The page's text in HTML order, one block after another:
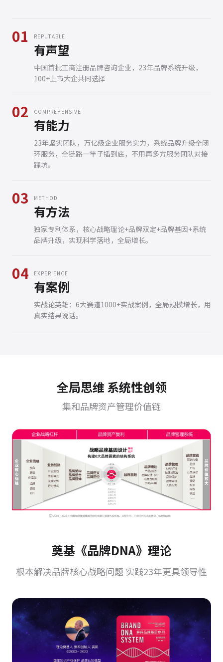
01 REPUTABLE
有声望
中国首批工商注册品牌咨询企业，23年品牌系统升级，
100+上市大企共同选择
02 COMPREHENSIVE
有能力
23年坚实团队，万亿级企业服务实力，系统品牌升级全闭
环服务，全链路一竿子插到底，不用再多方服务团队对接
踩坑。
03 METHOD
有方法
独家专利体系，核心战略理论+品牌双定+品牌基因+系统
品牌升级，实现科学落地，全局增长。
04 EXPERIENCE
有案例
实战论英雄：6大赛道1000+实战案例，全局规模增长，用
真实结果说话。
全局思维 系统性创领
集和品牌资产管理价值链
奠基《品牌DNA》理论
根本解决品牌核心战略问题 实践23年更具领导性